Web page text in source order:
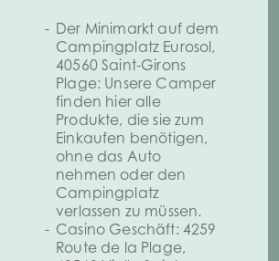
Der Minimarkt auf dem
Campingplatz Eurosol,
40560 Saint-Girons
Plage: Unsere Camper
finden hier alle
Produkte, die sie zum
Einkaufen benötigen,
ohne das Auto
nehmen oder den
Campingplatz
verlassen zu müssen.
Casino Geschäft: 4259
Route de la Plage,